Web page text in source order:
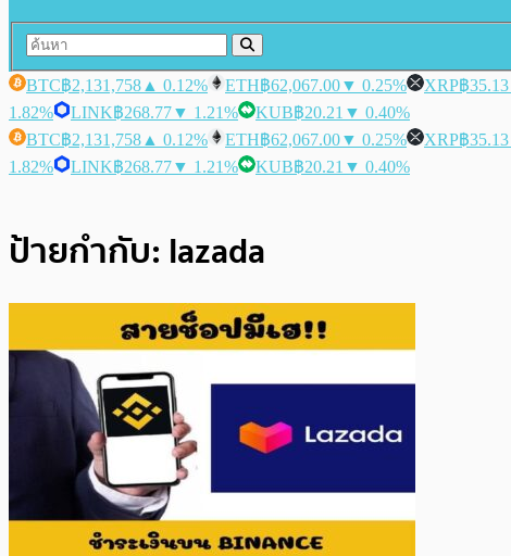
BTC฿2,131,758 ▲ 0.12% ETH฿62,067.00▼ 0.25% XRP฿35.13
1.82%
LINK฿268.77▼ 1.21% KUB฿20.21 ▼ 0.40%
BTC฿2,131,758 ▲ 0.12% ETH฿62,067.00▼ 0.25% XRP฿35.13
1.82%
LINK฿268.77▼ 1.21% KUB฿20.21 ▼ 0.40%
ป้ายกำกับ: lazada